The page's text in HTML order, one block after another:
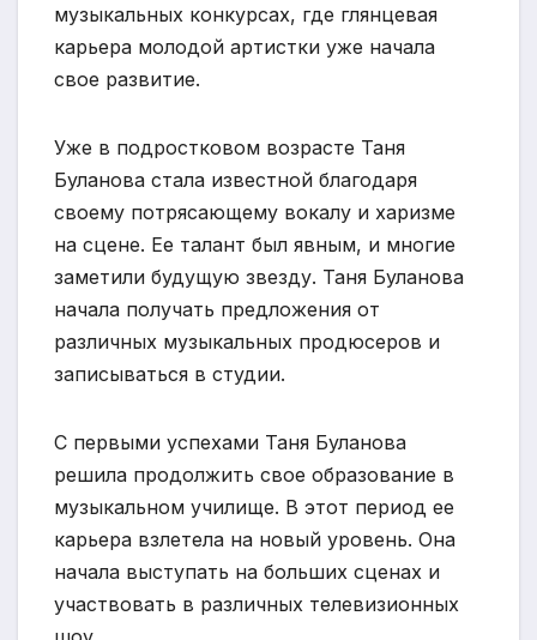
музыкальных конкурсах, где глянцевая
карьера молодой артистки уже начала
свое развитие.
Уже в подростковом возрасте Таня
Буланова стала известной благодаря
своему потрясающему вокалу и харизме
на сцене. Ее талант был явным, и многие
заметили будущую звезду. Таня Буланова
начала получать предложения от
различных музыкальных продюсеров и
записываться в студии.
С первыми успехами Таня Буланова
решила продолжить свое образование в
музыкальном училище. В этот период ее
карьера взлетела на новый уровень. Она
начала выступать на больших сценах и
участвовать в различных телевизионных